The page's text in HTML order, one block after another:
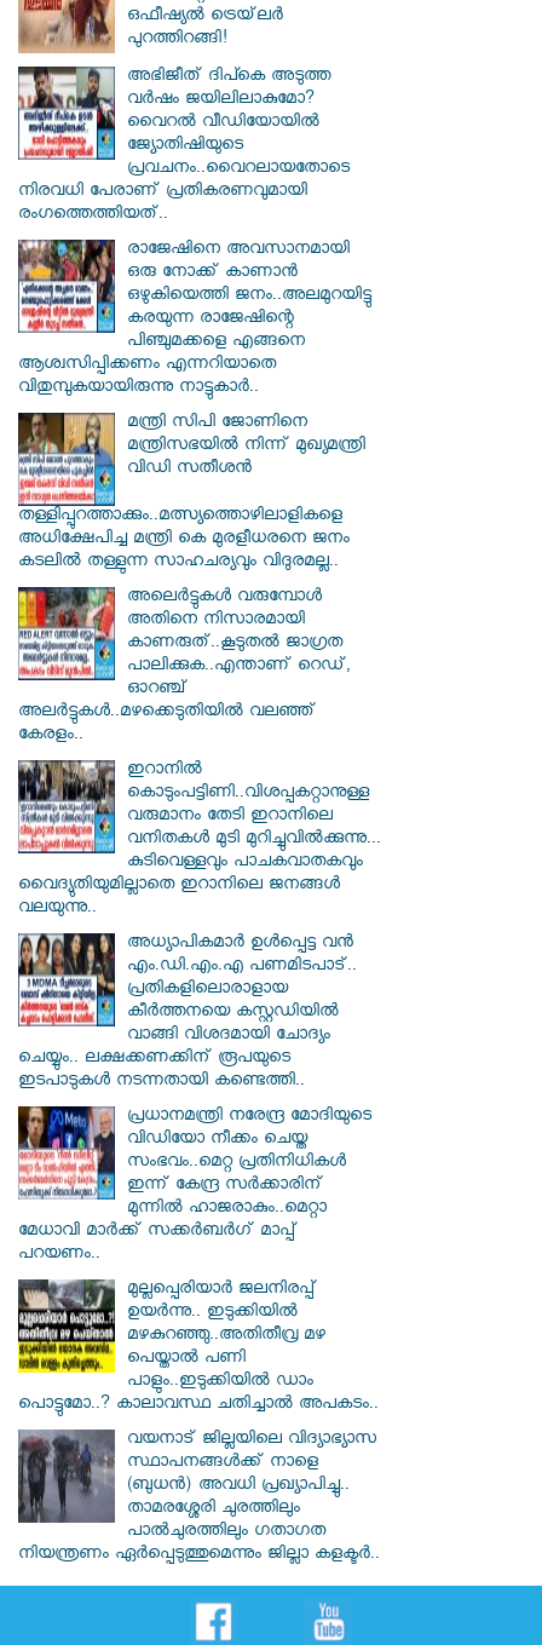
ഒഫീഷ്യൽ ട്രെയ്‌ലർ
പുറത്തിറങ്ങി!
അഭിജീത് ദിപ്കെ അടുത്ത
വർഷം ജയിലിലാകുമോ?
വൈറൽ വീഡിയോയിൽ
ജ്യോതിഷിയുടെ
പ്രവചനം..വൈറലായതോടെ
നിരവധി പേരാണ് പ്രതികരണവുമായി
രംഗത്തെത്തിയത്..
രാജേഷിനെ അവസാനമായി
ഒരു നോക്ക് കാണാൻ
ഒഴുകിയെത്തി ജനം..അലമുറയിട്ടു
കരയുന്ന രാജേഷിന്റെ
പിഞ്ചുമക്കളെ എങ്ങനെ
ആശ്വസിപ്പിക്കണം എന്നറിയാതെ
വിതുമ്പുകയായിരുന്നു നാട്ടുകാർ..
മന്ത്രി സിപി ജോണിനെ
മന്ത്രിസഭയില്‍ നിന്ന് മുഖ്യമന്ത്രി
വിഡി സതീശന്‍
തള്ളിപ്പുറത്താക്കും..മത്സ്യത്തൊഴിലാളികളെ
അധിക്ഷേപിച്ച മന്ത്രി കെ മുരളീധരനെ ജനം
കടലില്‍ തള്ളുന്ന സാഹചര്യവും വിദുരമല്ല..
അലെർട്ടുകൾ വരുമ്പോൾ
അതിനെ നിസാരമായി
കാണരുത്..കൂടുതൽ ജാഗ്രത
പാലിക്കുക..എന്താണ് റെഡ്,
ഓറഞ്ച്
അലർട്ടുകൾ..മഴക്കെടുതിയിൽ വലഞ്ഞ്
കേരളം..
ഇറാനില്‍
കൊടുംപട്ടിണി..വിശപ്പകറ്റാനുള്ള
വരുമാനം തേടി ഇറാനിലെ
വനിതകള്‍ മുടി മുറിച്ചുവില്‍ക്കുന്നു...
കുടിവെള്ളവും പാചകവാതകവും
വൈദ്യുതിയുമില്ലാതെ ഇറാനിലെ ജനങ്ങള്‍
വലയുന്നു..
അധ്യാപികമാര്‍ ഉള്‍പ്പെട്ട വന്‍
എം.ഡി.എം.എ പണമിടപാട്..
പ്രതികളിലൊരാളായ
കീര്‍ത്തനയെ കസ്റ്റഡിയില്‍
വാങ്ങി വിശദമായി ചോദ്യം
ചെയ്യും.. ലക്ഷക്കണക്കിന് രൂപയുടെ
ഇടപാടുകള്‍ നടന്നതായി കണ്ടെത്തി..
പ്രധാനമന്ത്രി നരേന്ദ്ര മോദിയുടെ
വിഡിയോ നീക്കം ചെയ്ത
സംഭവം..മെറ്റ പ്രതിനിധികൾ
ഇന്ന് കേന്ദ്ര സർക്കാരിന്
മുന്നിൽ ഹാജരാകും..മെറ്റാ
മേധാവി മാർക്ക് സക്കർബർഗ് മാപ്പ്
പറയണം..
മുല്ലപ്പെരിയാർ ജലനിരപ്പ്
ഉയർന്നു.. ഇടുക്കിയിൽ
മഴകുറഞ്ഞു..അതിതീവ്ര മഴ
പെയ്താൽ പണി
പാളും..ഇടുക്കിയിൽ ഡാം
പൊട്ടുമോ..? കാലാവസ്ഥ ചതിച്ചാൽ അപകടം..
വയനാട് ജില്ലയിലെ വിദ്യാഭ്യാസ
സ്ഥാപനങ്ങൾക്ക് നാളെ
(ബുധൻ) അവധി പ്രഖ്യാപിച്ചു..
താമരശ്ശേരി ചുരത്തിലും
പാൽചുരത്തിലും ഗതാഗത
നിയന്ത്രണം ഏർപ്പെടുത്തുമെന്നും ജില്ലാ കളക്ടർ..